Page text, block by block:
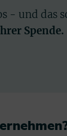
- und das
Spende.